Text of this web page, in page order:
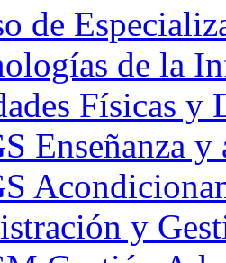
de
de la
Físicas y
Enseñanza
y